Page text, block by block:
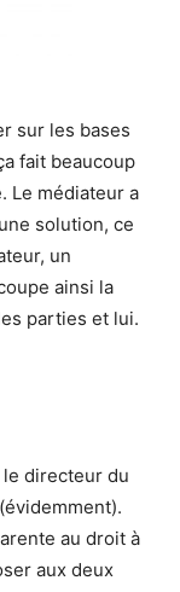
sur les bases
fait beaucoup
Le médiateur a
solution, ce
un
ainsi la
parties et lui.
directeur du
au droit à
aux deux